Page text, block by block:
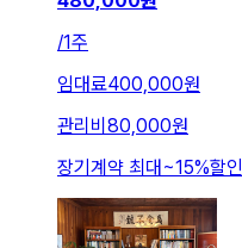
/1주
임대료400,000원
관리비 80,000원
장기계약 최대 ~15%할인